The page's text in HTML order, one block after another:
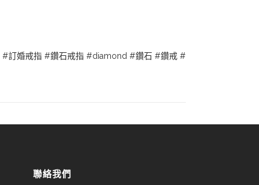
#訂婚戒指 #鑽石戒指 #diamond #鑽石 #鑽戒 #
聯絡我們